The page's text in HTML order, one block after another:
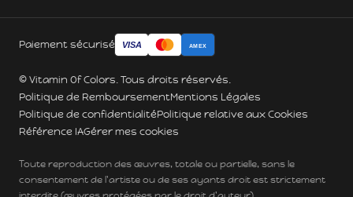
Paiement sécurisé VISA AMEX
© Vitamin Of Colors. Tous droits réservés.
Politique de RemboursementMentions Légales
Politique de confidentialitéPolitique relative aux Cookies
Référence IAGérer mes cookies
Toute reproduction des œuvres, totale ou partielle, sans le
consentement de l'artiste ou de ses ayants droit est strictement